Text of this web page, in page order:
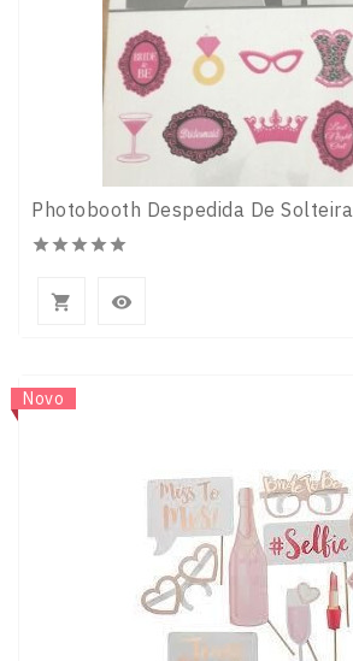
Photobooth Despedida De Solteira

 
Novo